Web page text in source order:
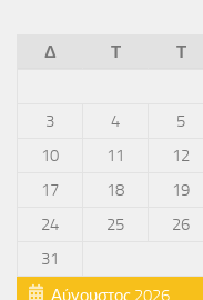
Αύγουστος 2026
Δ Τ Τ
3
4 5
10
11 12
17
18 19
24
25 26
31